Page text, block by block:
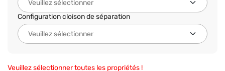
Configuration cloison de séparation
Veuillez sélectionner toutes les propriétés !